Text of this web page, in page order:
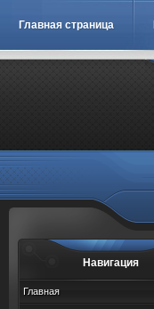
Главная страница
Навигация
Главная